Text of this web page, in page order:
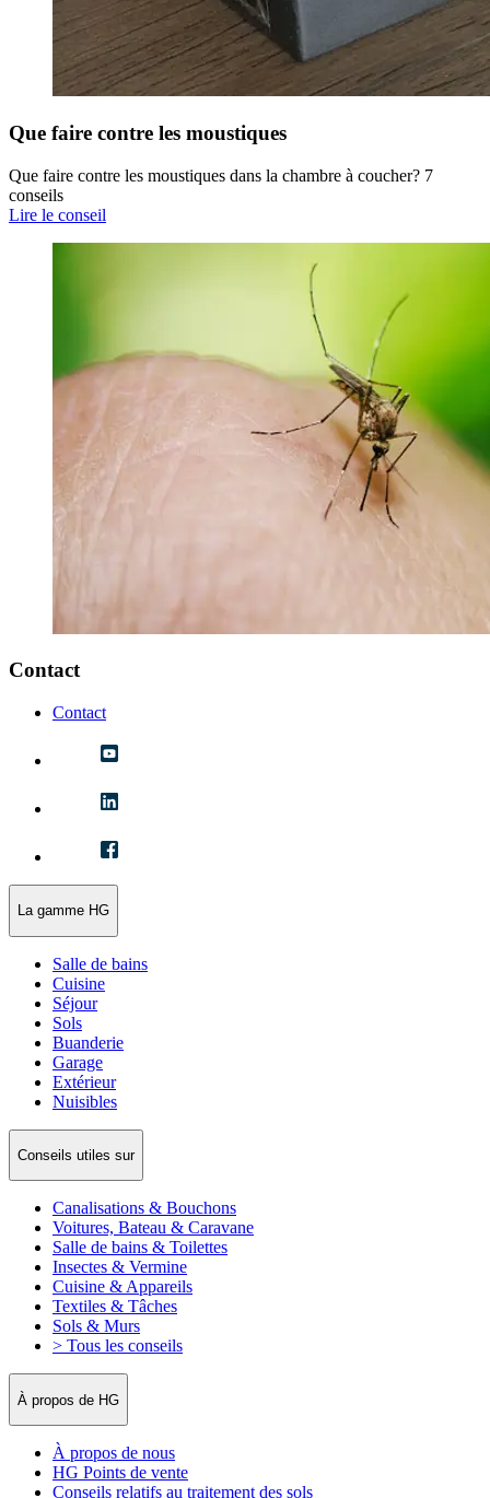
Que faire contre les moustiques
Que faire contre les moustiques dans la chambre à coucher? 7
conseils
Lire le conseil
Contact
Contact
La gamme HG
Salle de bains
Cuisine
Séjour
Sols
Buanderie
Garage
Extérieur
Nuisibles
Conseils utiles sur
Canalisations & Bouchons
Voitures, Bateau & Caravane
Salle de bains & Toilettes
Insectes & Vermine
Cuisine & Appareils
Textiles & Tâches
Sols & Murs
> Tous les conseils
À propos de HG
À propos de nous
HG Points de vente
Conseils relatifs au traitement des sols